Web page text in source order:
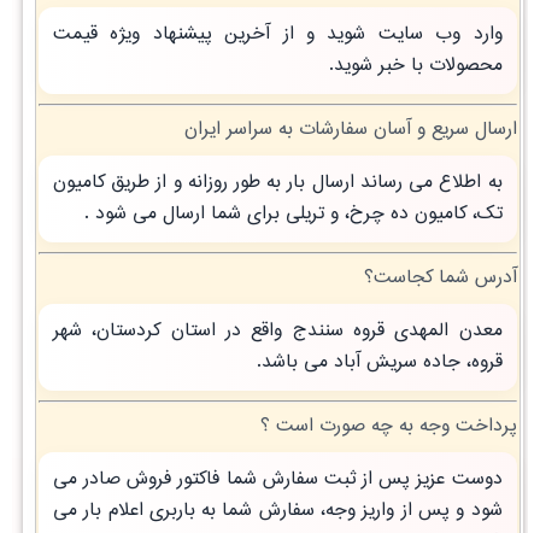
وارد وب سایت شوید و از آخرین پیشنهاد ویژه قیمت
محصولات با خبر شوید.
ارسال سریع و آسان سفارشات به سراسر ایران
به اطلاع می رساند ارسال بار به طور روزانه و از طریق کامیون
تک، کامیون ده چرخ، و تریلی برای شما ارسال می شود .
آدرس شما کجاست؟
معدن المهدی قروه سنندج واقع در استان کردستان، شهر
قروه، جاده سریش آباد می باشد.
پرداخت وجه به چه صورت است ؟
دوست عزیز پس از ثبت سفارش شما فاکتور فروش صادر می
شود و پس از واریز وجه، سفارش شما به باربری اعلام بار می